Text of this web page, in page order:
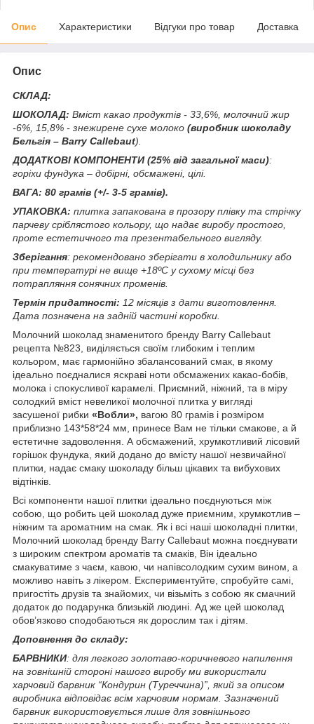
Опис Характеристики Відгуки про товар Доставка
Опис
СКЛАД:
ШОКОЛАД: Вміст какао продуктів - 33,6%, молочний жир
-6%, 15,8% - знежирене сухе молоко (виробник шоколаду
Бельгія – Barry Callebaut).
ДОДАТКОВІ КОМПОНЕНТИ(25% від загальної маси):
горіхи фундука – добірні, обсмажені, цілі.
ВАГА: 80 грамів (+/- 3-5 грамів).
УПАКОВКА: плитка запакована в прозору плівку та стрічку
парчеву сріблястого кольору, що надає виробу простого,
проте естетичного та презентабельного вигляду.
Зберігання: рекомендовано зберігати в холодильнику або
при температурі не вище +18ºС у сухому місці без
потрапляння сонячних променів.
Термін придатності: 12 місяців з дати виготовлення.
Дата позначена на задній частині коробки.
Молочний шоколад знаменитого бренду Barry Callebaut
рецепта №823, виділяється своїм глибоким і теплим
кольором, має гармонійно збалансований смак, в якому
ідеально поєдналися яскраві ноти обсмажених какао-бобів,
молока і спокусливої карамелі. Приємний, ніжний, та в міру
солодкий вміст невеликої молочної плитка у вигляді
засушеної рибки «Вобли», вагою 80 грамів і розміром
приблизно 143*58*24 мм, принесе Вам не тільки смакове, а й
естетичне задоволення. А обсмажений, хрумкотливий лісовий
горішок фундука, який додано до вмісту нашої незвичайної
плитки, надає смаку шоколаду більш цікавих та вибухових
відтінків.
Всі компоненти нашої плитки ідеально поєднуються між
собою, що робить цей шоколад дуже приємним, хрумкотлив –
ніжним та ароматним на смак. Як і всі наші шоколадні плитки,
Молочний шоколад бренду Barry Callebaut можна поєднувати
з широким спектром ароматів та смаків, Він ідеально
смакуватиме з чаєм, кавою, чи напівсолодким сухим вином, а
можливо навіть з лікером. Експериментуйте, спробуйте самі,
пригостіть друзів та знайомих, чи візьміть з собою як смачний
додаток до подарунка близькій людині. Ад же цей шоколад
обов’язково сподобаються як дорослим так і дітям.
Доповнення до складу:
БАРВНИКИ: для легкого золотаво-коричневого напилення
на зовнішній стороні нашого виробу ми використали
харчовий барвник “Кондурин (Туреччина)”, який за описом
виробника відповідає всім харчовим нормам. Зазначений
барвник використовується лише для зовнішнього